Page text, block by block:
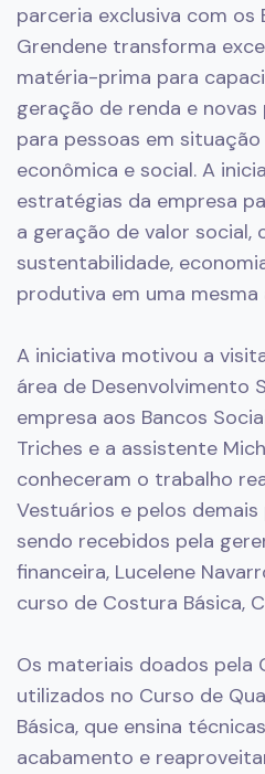
parceria exclusiva com os
Grendene transforma
matéria-prima para
geração de renda e
para pessoas em
econômica e social. A
estratégias da empresa
a geração de valor social,
sustentabilidade,
produtiva em uma mesma
A iniciativa motivou a
área de Desenvolvimento
empresa aos Bancos
Triches e a assistente
conheceram o trabalho
Vestuários e pelos demais
sendo recebidos pela
financeira, Lucelene
curso de Costura Básica,
Os materiais doados pela
utilizados no Curso de
Básica, que ensina
acabamento e